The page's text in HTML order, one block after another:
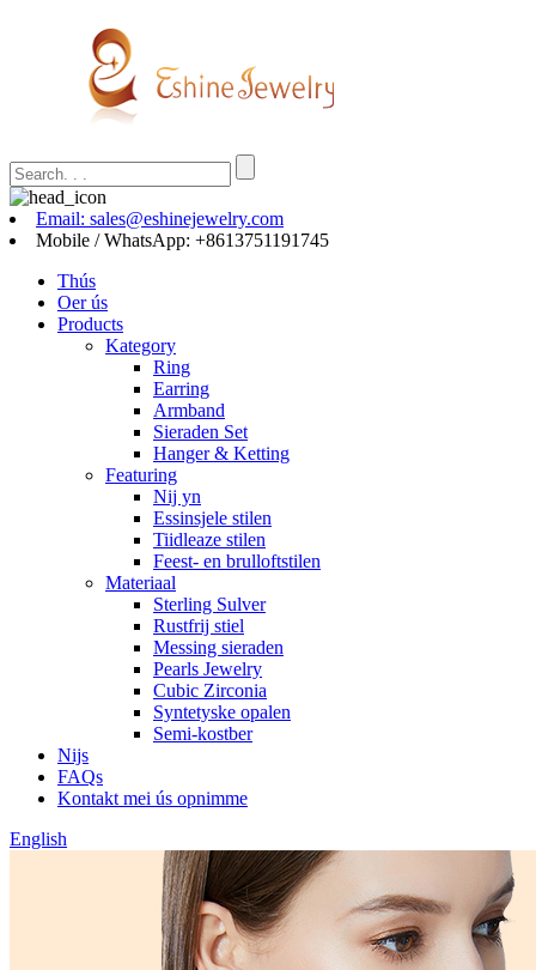
Email: sales@eshinejewelry.com
Mobile / WhatsApp: +8613751191745
Thús
Oer ús
Products
Kategory
Ring
Earring
Armband
Sieraden Set
Hanger & Ketting
Featuring
Nij yn
Essinsjele stilen
Tiidleaze stilen
Feest- en brulloftstilen
Materiaal
Sterling Sulver
Rustfrij stiel
Messing sieraden
Pearls Jewelry
Cubic Zirconia
Syntetyske opalen
Semi-kostber
Nijs
FAQs
Kontakt mei ús opnimme
English